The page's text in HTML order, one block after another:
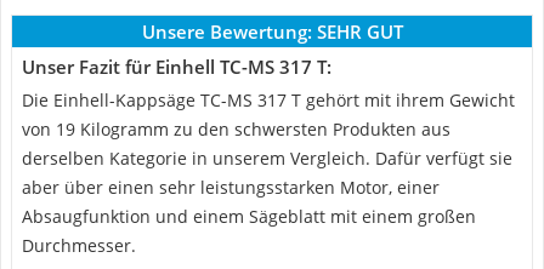
Unsere Bewertung: SEHR GUT
Unser Fazit für Einhell TC-MS 317 T:
Die Einhell-Kappsäge TC-MS 317 T gehört mit ihrem Gewicht
von 19 Kilogramm zu den schwersten Produkten aus
derselben Kategorie in unserem Vergleich. Dafür verfügt sie
aber über einen sehr leistungsstarken Motor, einer
Absaugfunktion und einem Sägeblatt mit einem großen
Durchmesser.